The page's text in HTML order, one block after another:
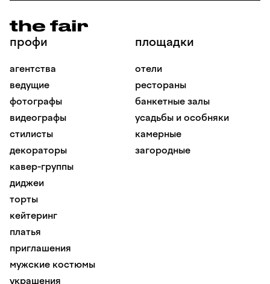
профи
агентства
ведущие
фотографы
видеографы
стилисты
декораторы
кавер-группы
диджеи
торты
кейтеринг
платья
приглашения
мужские костюмы
украшения
площадки
отели
рестораны
банкетные залы
усадьбы и особняки
камерные
загородные